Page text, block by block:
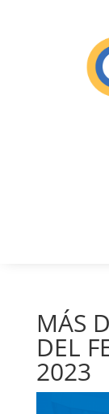
MÁS
DEL
2023